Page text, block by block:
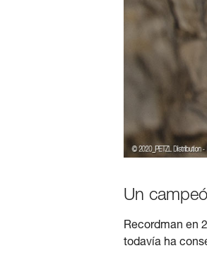
Un
Recordman en
todavía ha